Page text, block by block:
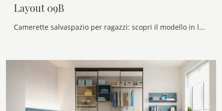
Layout 09B
Camerette salvaspazio per ragazzi: scopri il modello in laccato opaco Layout 09B di Doimo Cityline per stanzette moderne.